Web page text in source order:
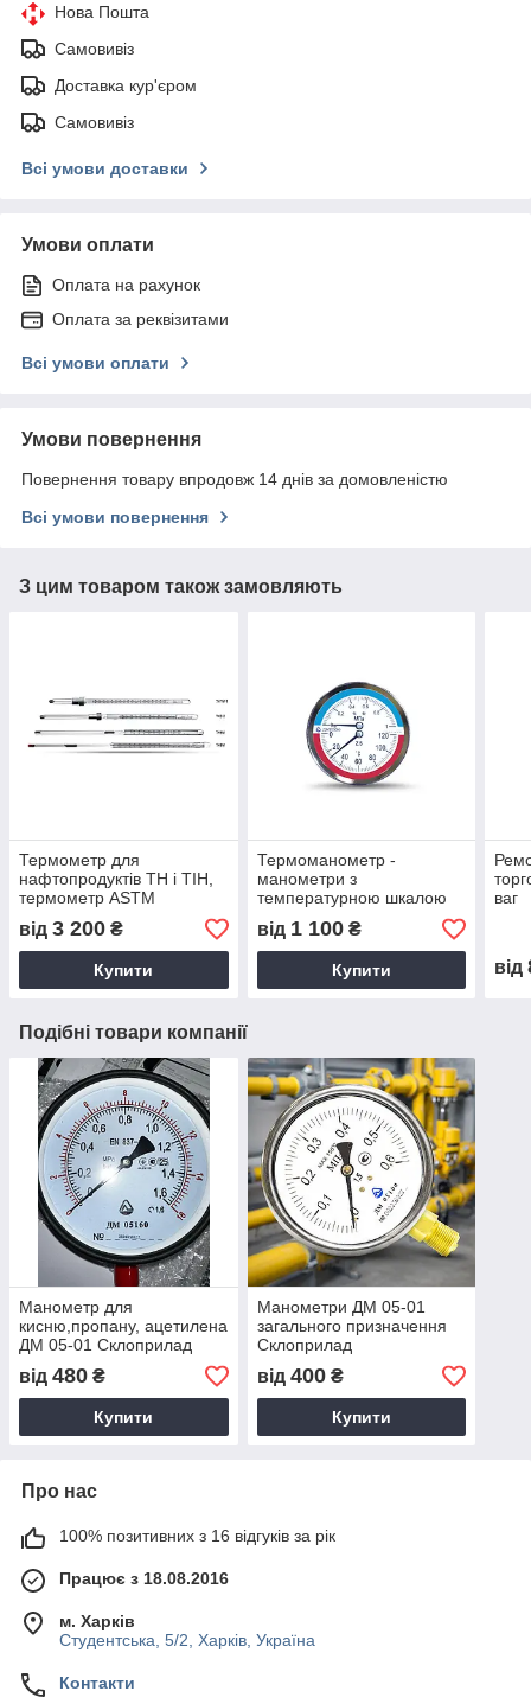
Нова Пошта
Самовивіз
Доставка кур'єром
Самовивіз
Всі умови доставки
Умови оплати
Оплата на рахунок
Оплата за реквізитами
Всі умови оплати
Умови повернення
Повернення товару впродовж 14 днів за домовленістю
Всі умови повернення
З цим товаром також замовляють
Термометр для
нафтопродуктів ТН і ТІН,
термометр ASTM
від 3 200 ₴
Купити
Термоманометр -
манометри з
температурною шкалою
від 1 100₴
Купити
ваг
від
Подібні товари компанії
Манометр для
кисню,пропану, ацетилена
ДМ 05-01 Склоприлад
від 480 ₴
Купити
Манометри ДМ 05-01
загального призначення
Склоприлад
від 400₴
Купити
Про нас
100% позитивних з 16 відгуків за рік
Працює з 18.08.2016
м. Харків
Студентська, 5/2, Харків, Україна
Контакти